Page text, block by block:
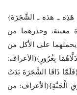
هَذِه ـ هذه ـ الشَّجَرَةَ}
شجرة معينة، وحذرهما من
على الأكل من
بِغُرُورٍ}(الأعراف:
{فَلَمَّا ذَاقَا الشَّجَرَةَ بَدَتْ
الْجَنَّةِ}(الأعراف: من